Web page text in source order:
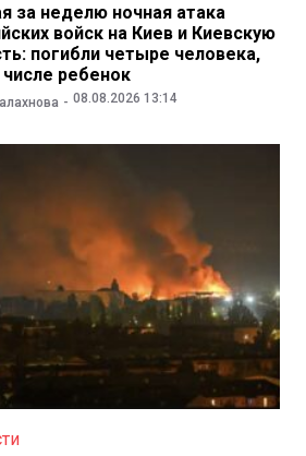
за неделю ночная атака
войск на Киев и Киевскую
погибли четыре человека,
ребенок
08.08.2026 13:14